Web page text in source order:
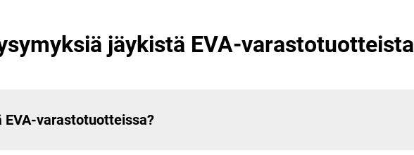
jäykistä EVA-varastotuotteista
varastotuotteissa?